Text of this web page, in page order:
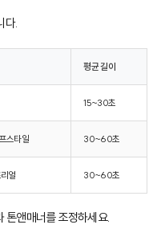
다.
평균 길이
15~30초
스타일 30~60초
얼 30~60초
톤앤매너를 조정하세요.